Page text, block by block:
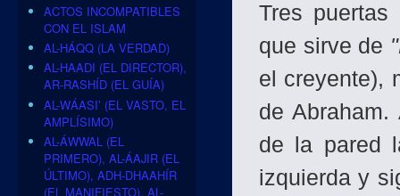
Tres
que sirve de
el creyente),
de
de la pared
izquierda y
ACTOS INCOMPATIBLES
CON EL ISLAM
AL-HÁQQ (LA VERDAD)
AL-HAADI (EL DIRECTOR),
AR-RASHÍD (EL GUÍA)
AL-WÁASI’ (EL VASTO, EL
AMPLÍSIMO)
AL-ÁWWAL (EL
PRIMERO), AL-ÁAJIR (EL
ÚLTIMO), ADH-DHAAHÍR
(EL MANIFIESTO), AL-